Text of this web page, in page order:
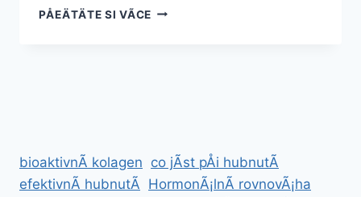
PÅEÄTÄTE SI VÃ­CEDOPLNÄK
bioaktivnÃ­ kolagen co jÃ­st pÅi hubnutÃ­
efektivnÃ­ hubnutÃ­ HormonÃ¡lnÃ­ rovnovÃ¡ha